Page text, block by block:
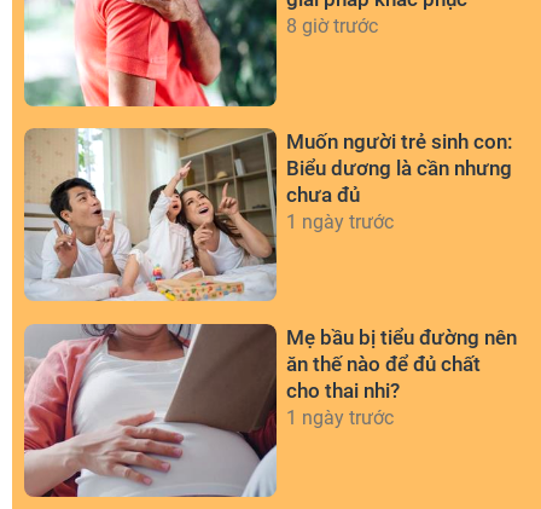
8 giờ trước
Muốn người trẻ sinh con:
Biểu dương là cần nhưng
chưa đủ
1 ngày trước
Mẹ bầu bị tiểu đường nên
ăn thế nào để đủ chất
cho thai nhi?
1 ngày trước